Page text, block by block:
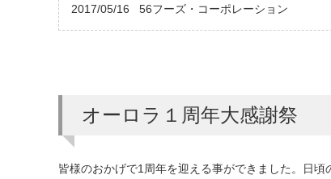
2017/05/16 56フーズ・コーポレーション
オーロラ１周年大感謝祭
皆様のおかげで1周年を迎える事ができました。日